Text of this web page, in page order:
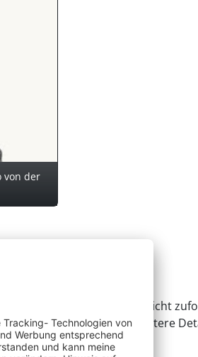
von der
Drosten dem Medienbericht
geltend. Weitere
.